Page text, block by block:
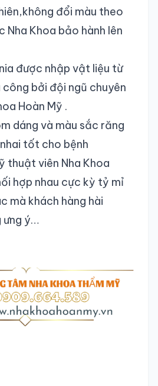
đổi màu theo
Nha Khoa bảo hành lên
được nhập vật liệu từ
bởi đội ngũ chuyên
Hoàn Mỹ .
dáng và màu sắc răng
tốt cho bệnh
thuật viên Nha Khoa
hợp nhau cực kỳ tỷ mỉ
mà khách hàng hài
ưng ý…